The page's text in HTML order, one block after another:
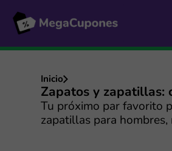
Inicio
Zapatos y zapatillas:
Tu próximo par favorito
zapatillas para hombres,